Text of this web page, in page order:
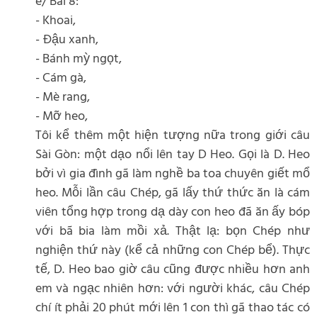
- Khoai,
- Đậu xanh,
- Bánh mỳ ngọt,
- Cám gà,
- Mè rang,
- Mỡ heo,
Tôi kể thêm một hiện tượng nữa trong giới câu
Sài Gòn: một dạo nổi lên tay D Heo. Gọi là D. Heo
bởi vì gia đình gã làm nghề ba toa chuyên giết mổ
heo. Mỗi lần câu Chép, gã lấy thứ thức ăn là cám
viên tổng hợp trong dạ dày con heo đã ăn ấy bóp
với bã bia làm mồi xả. Thật lạ: bọn Chép như
nghiện thứ này (kể cả những con Chép bể). Thực
tế, D. Heo bao giờ câu cũng được nhiều hơn anh
em và ngạc nhiên hơn: với người khác, câu Chép
chí ít phải 20 phút mới lên 1 con thì gã thao tác có